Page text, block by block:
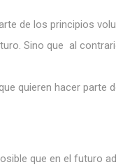
de los principios
Sino que al
quieren hacer parte
que en el futuro